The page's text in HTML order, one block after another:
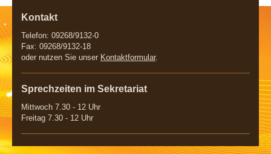
Kontakt
Telefon: 09268/9132-0
Fax: 09268/9132-18
oder nutzen Sie unser Kontaktformular.
Sprechzeiten im Sekretariat
Mittwoch 7.30 - 12 Uhr
Freitag 7.30 - 12 Uhr